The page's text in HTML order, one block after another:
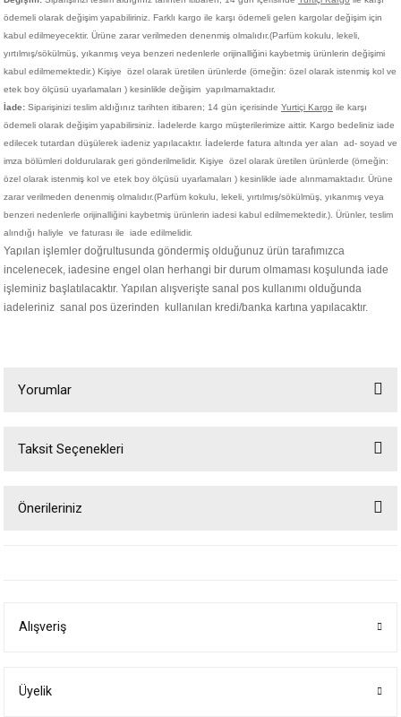
ödemeli olarak değişim yapabiliriniz. Farklı kargo ile karşı ödemeli gelen kargolar değişim için
kabul edilmeyecektir. Ürüne zarar verilmeden denenmiş olmalıdır.(Parfüm kokulu, lekeli,
yırtılmış/sökülmüş, yıkanmış veya benzeri nedenlerle orijinalliğini kaybetmiş ürünlerin değişimi
kabul edilmemektedir.) Kişiye
özel olarak üretilen ürünlerde (örneğin: özel olarak istenmiş kol ve
etek boy ölçüsü uyarlamaları ) kesinlikle değişim yapılmamaktadır.
İade: Siparişinizi teslim aldığınız tarihten itibaren; 14 gün içerisinde Yurtiçi Kargo ile karşı
ödemeli olarak değişim yapabilirsiniz. İadelerde kargo müşterilerimize aittir. Kargo bedeliniz iade
edilecek tutardan düşülerek iadeniz yapılacaktır. İadelerde fatura altında yer alan ad- soyad ve
imza bölümleri doldurularak geri gönderilmelidir. Kişiye
özel olarak üretilen ürünlerde (örneğin:
özel olarak istenmiş kol ve etek boy ölçüsü uyarlamaları ) kesinlikle iade alınmamaktadır. Ürüne
zarar verilmeden denenmiş olmalıdır.(Parfüm kokulu, lekeli, yırtılmış/sökülmüş, yıkanmış veya
benzeri nedenlerle orijinalliğini kaybetmiş ürünlerin iadesi kabul edilmemektedir.). Ürünler, teslim
alındığı haliyle ve faturası ile iade edilmelidir.
Yapılan işlemler doğrultusunda göndermiş olduğunuz ürün tarafımızca
incelenecek, iadesine engel olan herhangi bir durum olmaması koşulunda iade
işleminiz başlatılacaktır. Yapılan alışverişte sanal pos kullanımı olduğunda
iadeleriniz sanal pos üzerinden kullanılan kredi/banka kartına yapılacaktır.
Yorumlar
Taksit Seçenekleri
Önerileriniz
Ürün bilgilerinde hatalar bulunuyor.
Alışveriş
Üyelik